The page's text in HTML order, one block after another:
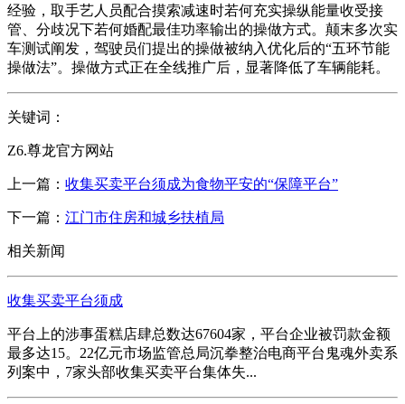
经验，取手艺人员配合摸索减速时若何充实操纵能量收受接
管、分歧况下若何婚配最佳功率输出的操做方式。颠末多次实
车测试阐发，驾驶员们提出的操做被纳入优化后的“五环节能
操做法”。操做方式正在全线推广后，显著降低了车辆能耗。
关键词：
Z6.尊龙官方网站
上一篇： 收集买卖平台须成为食物平安的“保障平台”
下一篇： 江门市住房和城乡扶植局
相关新闻
收集买卖平台须成
平台上的涉事蛋糕店肆总数达67604家，平台企业被罚款金额
最多达15。22亿元市场监管总局沉拳整治电商平台鬼魂外卖系
列案中，7家头部收集买卖平台集体失...